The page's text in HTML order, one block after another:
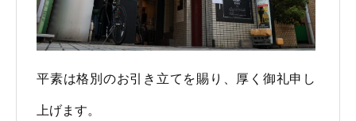
平素は格別のお引き立てを賜り、厚く御礼申し
上げます。